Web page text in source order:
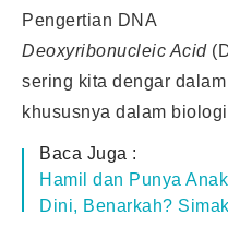
Pengertian DNA
Deoxyribonucleic Acid
sering kita dengar
khususnya dalam
Baca Juga :
Hamil dan Punya
Dini, Benarkah?